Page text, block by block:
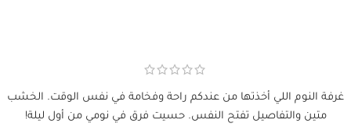
غرفة النوم اللي أخذتها من عندكم راحة وفخامة في نفس الوقت. الخشب
متين والتفاصيل تفتح النفس. حسيت فرق في نومي من أول ليلة!